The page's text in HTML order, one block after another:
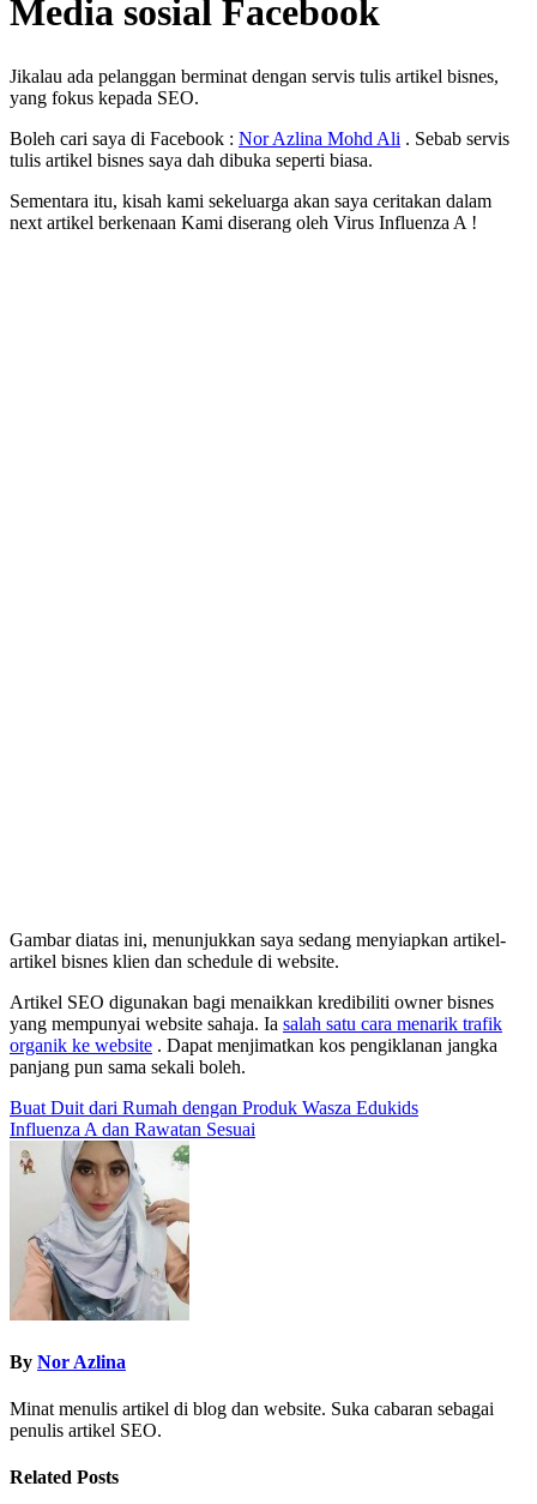
Media sosial Facebook
Jikalau ada pelanggan berminat dengan servis tulis artikel bisnes,
yang fokus kepada SEO.
Boleh cari saya di Facebook : Nor Azlina Mohd Ali . Sebab servis
tulis artikel bisnes saya dah dibuka seperti biasa.
Sementara itu, kisah kami sekeluarga akan saya ceritakan dalam
next artikel berkenaan Kami diserang oleh Virus Influenza A !
Gambar diatas ini, menunjukkan saya sedang menyiapkan artikel-
artikel bisnes klien dan schedule di website.
Artikel SEO digunakan bagi menaikkan kredibiliti owner bisnes
yang mempunyai website sahaja. Ia salah satu cara menarik trafik
organik ke website . Dapat menjimatkan kos pengiklanan jangka
panjang pun sama sekali boleh.
Post
navigation
Buat Duit dari Rumah dengan Produk Wasza Edukids
Influenza A dan Rawatan Sesuai
By Nor Azlina
Minat menulis artikel di blog dan website. Suka cabaran sebagai
penulis artikel SEO.
Related Posts